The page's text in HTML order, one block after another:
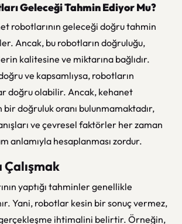
Geleceği Tahmin Ediyor Mu?
robotlarının geleceği doğru tahmin
Ancak, bu robotların doğruluğu,
kalitesine ve miktarına bağlıdır.
ve kapsamlıysa, robotların
doğru olabilir. Ancak, kehanet
bir doğruluk oranı bulunmamaktadır,
ve çevresel faktörler her zaman
anlamıyla hesaplanması zordur.
Çalışmak
yaptığı tahminler genellikle
Yani, robotlar kesin bir sonuç vermez,
ihtimalini belirtir. Örneğin,